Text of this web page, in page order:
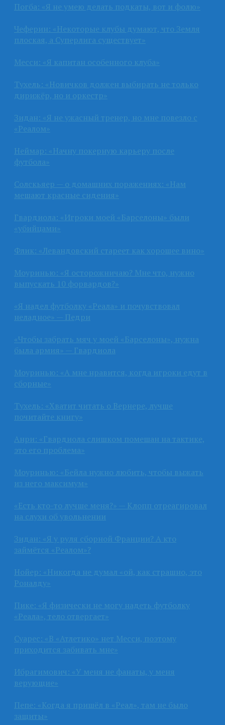
Погба: «Я не умею делать подкаты, вот и фолю»
Чеферин: «Некоторые клубы думают, что Земля
плоская, а Суперлига существует»
Месси: «Я капитан особенного клуба»
Тухель: «Новичков должен выбирать не только
дирижёр, но и оркестр»
Зидан: «Я не ужасный тренер, но мне повезло с
«Реалом»
Неймар: «Начну покерную карьеру после
футбола»
Солскьяер — о домашних поражениях: «Нам
мешают красные сидения»
Гвардиола: «Игроки моей «Барселоны» были
«убийцами»
Флик: «Левандовский стареет как хорошее вино»
Моуринью: «Я осторожничаю? Мне что, нужно
выпускать 10 форвардов?»
«Я надел футболку «Реала» и почувствовал
неладное» — Педри
«Чтобы забрать мяч у моей «Барселоны», нужна
была армия» — Гвардиола
Моуринью: «А мне нравится, когда игроки едут в
сборные»
Тухель: «Хватит читать о Вернере, лучше
почитайте книгу»
Анри: «Гвардиола слишком помешан на тактике,
это его проблема»
Моуринью: «Бейла нужно любить, чтобы выжать
из него максимум»
«Есть кто-то лучше меня?» — Клопп отреагировал
на слухи об увольнении
Зидан: «Я у руля сборной Франции? А кто
займётся «Реалом»?
Нойер: «Никогда не думал «ой, как страшно, это
Роналду»
Пике: «Я физически не могу надеть футболку
«Реала», тело отвергает»
Суарес: «В «Атлетико» нет Месси, поэтому
приходится забивать мне»
Ибрагимович: «У меня не фанаты, у меня
верующие»
Пепе: «Когда я пришёл в «Реал», там не было
защиты»